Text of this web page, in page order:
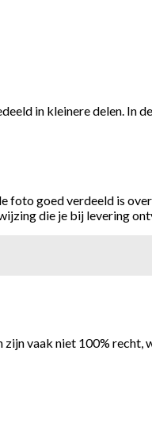
in kleinere delen. In
goed verdeeld is
die je bij levering
vaak niet 100% recht,